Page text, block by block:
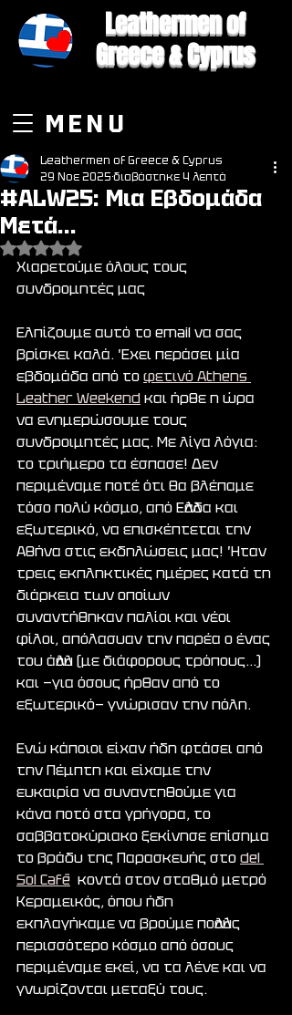
Leathermen of
Greece & Cyprus
MENU
#ALW25: Μια Εβδομάδα
Μετά...
Leathermen of Greece & Cyprus
29 Νοε 2025διαβάστηκε 4 λεπτά
Βαθμολογήθηκε με NaN από 5 αστέρια.
Χιαρετούμε όλους τους
συνδρομητές μας
Ελπίζουμε αυτό το email να σας
βρίσκει καλά. Έχει περάσει μία
εβδομάδα από το φετινό Athens
Leather Weekend και ήρθε η ώρα
να ενημερώσουμε τους
συνδροιμητές μας. Με λίγα λόγια:
το τριήμερο τα έσπασε! Δεν
περιμέναμε ποτέ ότι θα βλέπαμε
τόσο πολύ κόσμο, από Ελλάδα και
εξωτερικό, να επισκέπτεται την
Αθήνα στις εκδηλώσεις μας! Ήταν
τρεις εκπληκτικές ημέρες κατά τη
διάρκεια των οποίων
συναντήθηκαν παλίοι και νέοι
φίλοι, απόλασυαν την παρέα ο ένας
του άλλου (με διάφορους τρόπους…)
και —για όσους ήρθαν από το
εξωτερικό— γνώρισαν την πόλη.
Ενώ κάποιοι είχαν ήδη φτάσει από
την Πέμπτη και είχαμε την
ευκαιρία να συναντηθούμε για
κάνα ποτό στα γρήγορα, το
σαββατοκύριακο ξεκίνησε επίσημα
το βράδυ της Παρασκευής στο del
Sol Café κοντά στον σταθμό μετρό
Κεραμεικός, όπου ήδη
εκπλαγήκαμε να βρούμε πολλούς
περισσότερο κόσμο από όσους
περιμέναμε εκεί, να τα λένε και να
γνωρίζονται μεταξύ τους.